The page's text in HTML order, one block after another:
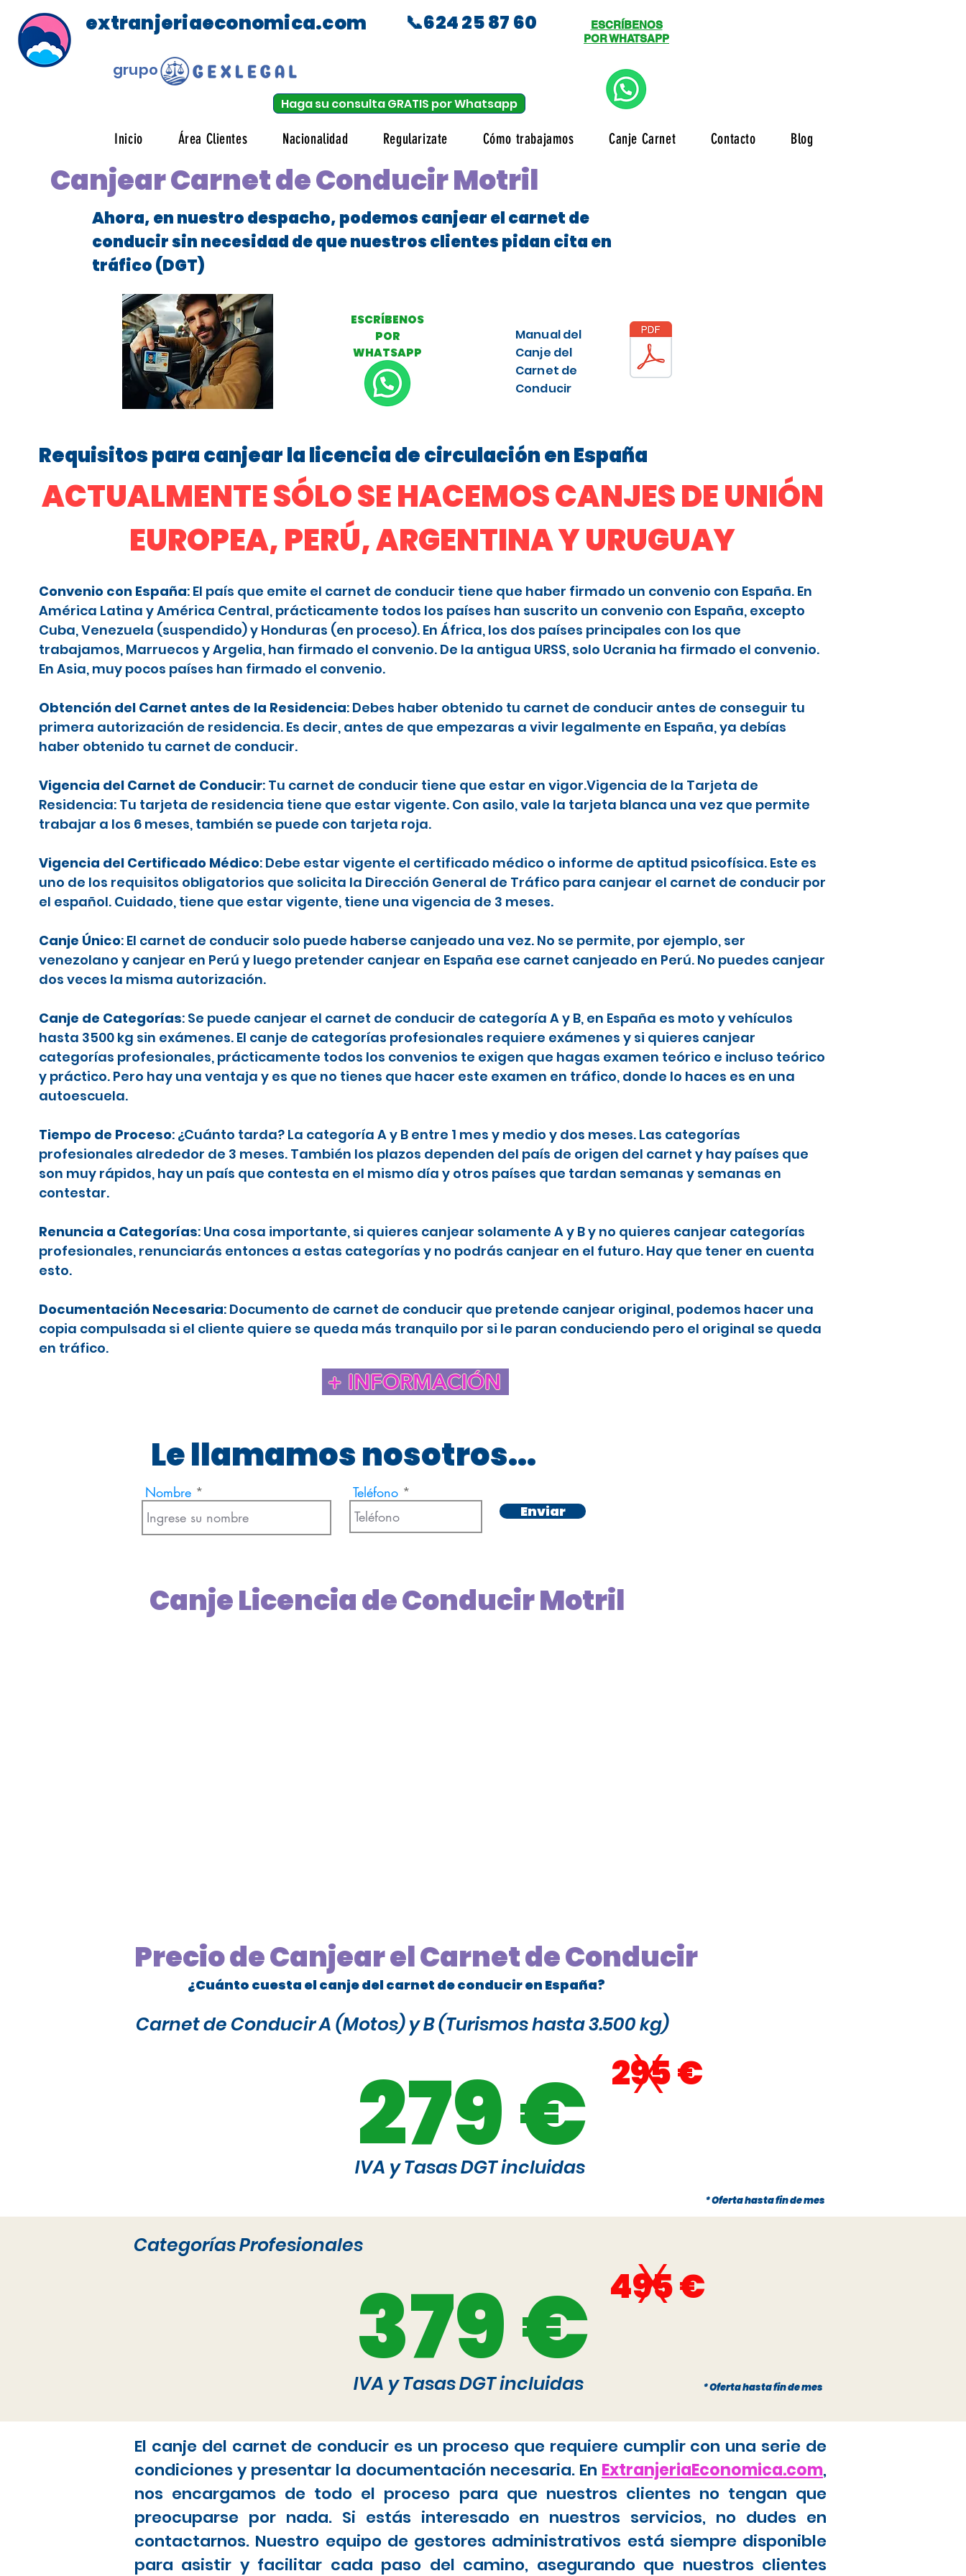
extranjeriaeconomica.com
grupo
📞624 25 87 60
Haga su consulta GRATIS por Whatsapp
ESCRÍBENOS
POR WHATSAPP
Inicio Área Clientes Nacionalidad Regularizate Cómo trabajamos Canje Carnet Contacto Blog
Canjear Carnet de Conducir Motril
Ahora, en nuestro despacho, podemos canjear el carnet de
conducir sin necesidad de que nuestros clientes pidan cita en
tráfico (DGT)
ESCRÍBENOS
POR
WHATSAPP
Manual del
Canje del
Carnet de
Conducir
Requisitos para canjear la licencia de circulación en España
ACTUALMENTE SÓLO SE HACEMOS CANJES DE UNIÓN
EUROPEA, PERÚ, ARGENTINA Y URUGUAY
Convenio con España: El país que emite el carnet de conducir tiene que haber firmado un convenio con España. En
América Latina y América Central, prácticamente todos los países han suscrito un convenio con España, excepto
Cuba, Venezuela (suspendido) y Honduras (en proceso). En África, los dos países principales con los que
trabajamos, Marruecos y Argelia, han firmado el convenio. De la antigua URSS, solo Ucrania ha firmado el convenio.
En Asia, muy pocos países han firmado el convenio.
Obtención del Carnet antes de la Residencia: Debes haber obtenido tu carnet de conducir antes de conseguir tu
primera autorización de residencia. Es decir, antes de que empezaras a vivir legalmente en España, ya debías
haber obtenido tu carnet de conducir.
Vigencia del Carnet de Conducir: Tu carnet de conducir tiene que estar en vigor.Vigencia de la Tarjeta de
Residencia: Tu tarjeta de residencia tiene que estar vigente. Con asilo, vale la tarjeta blanca una vez que permite
trabajar a los 6 meses, también se puede con tarjeta roja.
Vigencia del Certificado Médico: Debe estar vigente el certificado médico o informe de aptitud psicofísica. Este es
uno de los requisitos obligatorios que solicita la Dirección General de Tráfico para canjear el carnet de conducir por
el español. Cuidado, tiene que estar vigente, tiene una vigencia de 3 meses.
Canje Único: El carnet de conducir solo puede haberse canjeado una vez. No se permite, por ejemplo, ser
venezolano y canjear en Perú y luego pretender canjear en España ese carnet canjeado en Perú. No puedes canjear
dos veces la misma autorización.
Canje de Categorías: Se puede canjear el carnet de conducir de categoría A y B, en España es moto y vehículos
hasta 3500 kg sin exámenes. El canje de categorías profesionales requiere exámenes y si quieres canjear
categorías profesionales, prácticamente todos los convenios te exigen que hagas examen teórico e incluso teórico
y práctico. Pero hay una ventaja y es que no tienes que hacer este examen en tráfico, donde lo haces es en una
autoescuela.
Tiempo de Proceso: ¿Cuánto tarda? La categoría A y B entre 1 mes y medio y dos meses. Las categorías
profesionales alrededor de 3 meses. También los plazos dependen del país de origen del carnet y hay países que
son muy rápidos, hay un país que contesta en el mismo día y otros países que tardan semanas y semanas en
contestar.
Renuncia a Categorías: Una cosa importante, si quieres canjear solamente A y B y no quieres canjear categorías
profesionales, renunciarás entonces a estas categorías y no podrás canjear en el futuro. Hay que tener en cuenta
esto.
Documentación Necesaria: Documento de carnet de conducir que pretende canjear original, podemos hacer una
copia compulsada si el cliente quiere se queda más tranquilo por si le paran conduciendo pero el original se queda
en tráfico.
+ INFORMACIÓN
Le llamamos nosotros...
Nombre Teléfono
Enviar
Canje Licencia de Conducir Motril
Precio de Canjear el Carnet de Conducir
¿Cuánto cuesta el canje del carnet de conducir en España?
Carnet de Conducir A (Motos) y B (Turismos hasta 3.500 kg)
279 € 295 €
x
IVA y Tasas DGT incluidas
* Oferta hasta fin de mes
* Oferta hasta fin de mes
Categorías Profesionales
379 € 495 €
x
IVA y Tasas DGT incluidas
El canje del carnet de conducir es un proceso que requiere cumplir con una serie de
condiciones y presentar la documentación necesaria. En ExtranjeriaEconomica.com,
nos encargamos de todo el proceso para que nuestros clientes no tengan que
preocuparse por nada. Si estás interesado en nuestros servicios, no dudes en
contactarnos. Nuestro equipo de gestores administrativos está siempre disponible
para asistir y facilitar cada paso del camino, asegurando que nuestros clientes